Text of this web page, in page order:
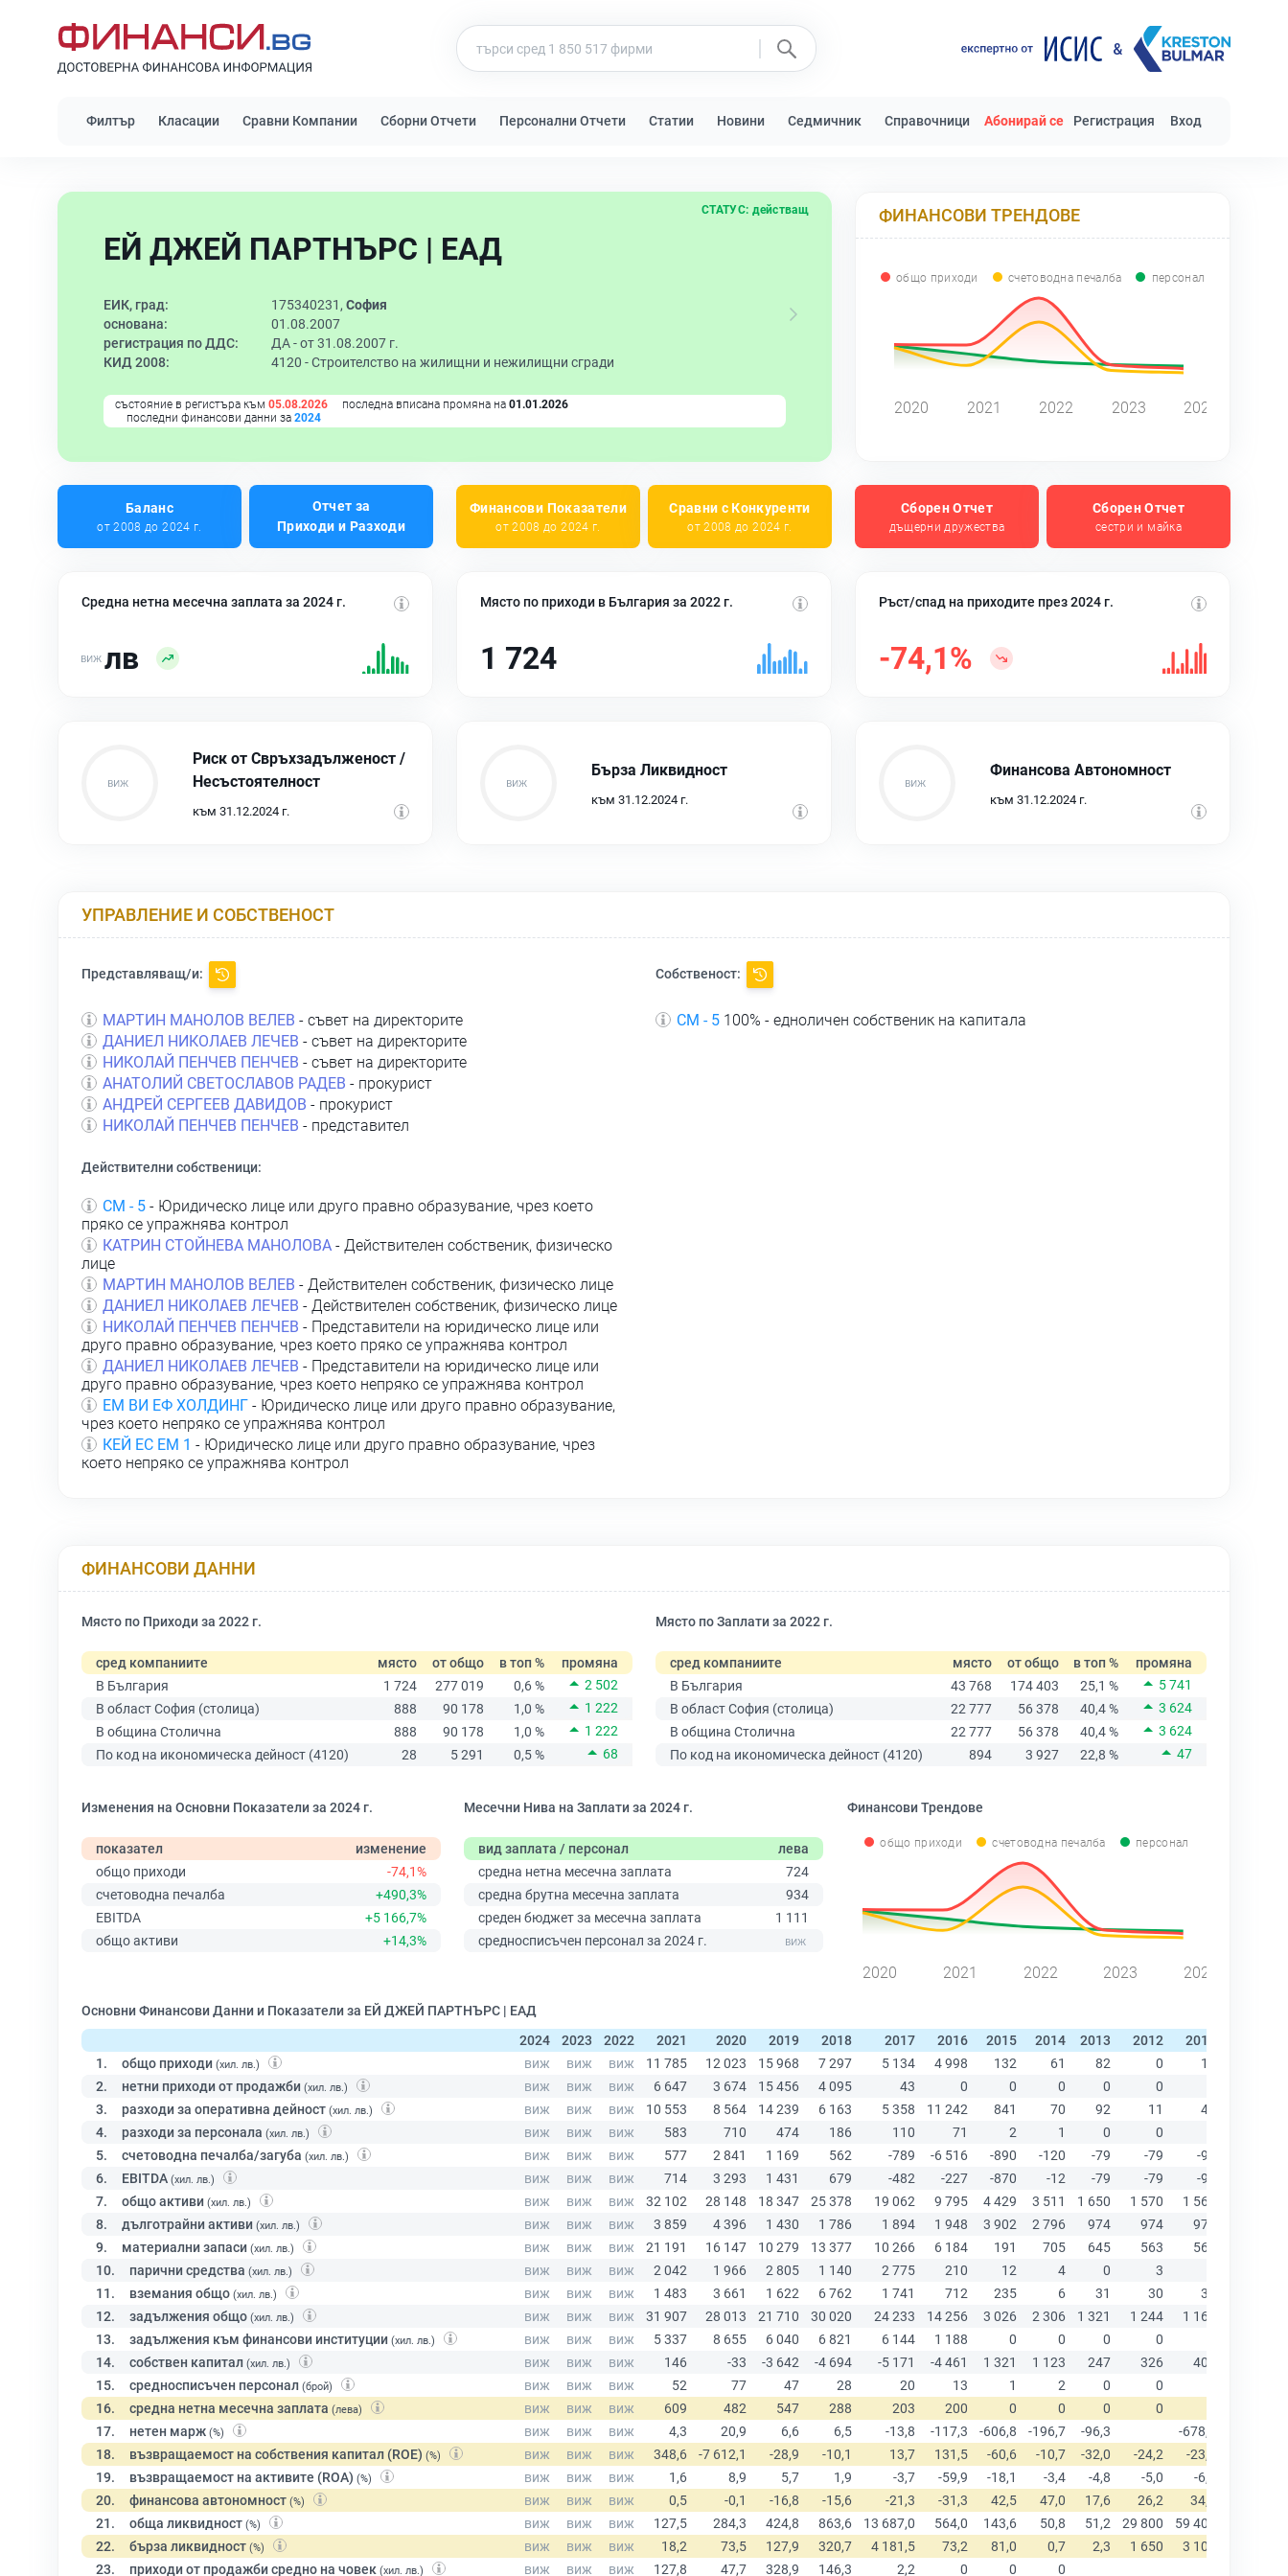
Филтър Класации Сравни Компании Сборни Отчети Персонални Отчети Статии Новини Седмичник Справочници Абонирай се Регистрация Вход
ЕЙ ДЖЕЙ ПАРТНЪРС | ЕАД
СТАТУС: действащ
ЕИК, град: 175340231, София
основана:
01.08.2007
регистрация по ДДС:
ДА - от 31.08.2007 г.
КИД 2008:
4120 -Строителство на жилищни и нежилищни сгради
състояние в регистъра към 05.08.2026 последна вписана промяна на 01.01.2026
последни финансови данни за 2024
ФИНАНСОВИ ТРЕНДОВЕ
общо приходи счетоводна печалба персонал
2020 2021 2022 2023 2024
Баланс
от 2008 до 2024 г.
Отчет за
Приходи и Разходи
Финансови Показатели
от 2008 до 2024 г.
Сравни с Конкуренти
от 2008 до 2024 г.
Сборен Отчет
дъщерни дружества
Сборен Отчет
сестри и майка
Средна нетна месечна заплата за 2024 г.
лв
Място по приходи в България за 2022 г.
1 724
Ръст/спад на приходите през 2024 г.
-74,1%
Риск от Свръхзадълженост /
Несъстоятелност
към 31.12.2024 г.
Бърза Ликвидност
към 31.12.2024 г.
Финансова Автономност
към 31.12.2024 г.
УПРАВЛЕНИЕ И СОБСТВЕНОСТ
Представляващ/и:
МАРТИН МАНОЛОВ ВЕЛЕВ - съвет на директорите
ДАНИЕЛ НИКОЛАЕВ ЛЕЧЕВ - съвет на директорите
НИКОЛАЙ ПЕНЧЕВ ПЕНЧЕВ - съвет на директорите
АНАТОЛИЙ СВЕТОСЛАВОВ РАДЕВ - прокурист
АНДРЕЙ СЕРГЕЕВ ДАВИДОВ - прокурист
НИКОЛАЙ ПЕНЧЕВ ПЕНЧЕВ - представител
Собственост:
СМ - 5 100% - едноличен собственик на капитала
Действителни собственици:
СМ - 5 - Юридическо лице или друго правно образувание, чрез което
пряко се упражнява контрол
КАТРИН СТОЙНЕВА МАНОЛОВА - Действителен собственик, физическо
лице
МАРТИН МАНОЛОВ ВЕЛЕВ - Действителен собственик, физическо лице
ДАНИЕЛ НИКОЛАЕВ ЛЕЧЕВ - Действителен собственик, физическо лице
НИКОЛАЙ ПЕНЧЕВ ПЕНЧЕВ - Представители на юридическо лице или
друго правно образувание, чрез което пряко се упражнява контрол
ДАНИЕЛ НИКОЛАЕВ ЛЕЧЕВ - Представители на юридическо лице или
друго правно образувание, чрез което непряко се упражнява контрол
ЕМ ВИ ЕФ ХОЛДИНГ - Юридическо лице или друго правно образувание,
чрез което непряко се упражнява контрол
КЕЙ ЕС ЕМ 1 - Юридическо лице или друго правно образувание, чрез
което непряко се упражнява контрол
ФИНАНСОВИ ДАННИ
Място по Приходи за 2022 г.
сред компаниите място от общо в топ %
промяна
В България
1 724 277 019 0,6 %
2 502
В област София (столица)
888 90 178 1,0 %
1 222
В община Столична
888 90 178 1,0 %
1 222
По код на икономическа дейност (4120)
28 5 291 0,5 % 68
Място по Заплати за 2022 г.
сред компаниите място от общо в топ %
промяна
В България
43 768 174 403 25,1 %
5 741
В област София (столица)
22 777 56 378 40,4 %
3 624
В община Столична
22 777 56 378 40,4 %
3 624
По код на икономическа дейност (4120)
894 3 927 22,8 % 47
Изменения на Основни Показатели за 2024 г.
показател
изменение
общо приходи
-74,1%
счетоводна печалба
+490,3%
EBITDA
+5 166,7%
общо активи
+14,3%
Месечни Нива на Заплати за 2024 г.
вид заплата / персонал
лева
средна нетна месечна заплата
724
средна брутна месечна заплата
934
среден бюджет за месечна заплата
1 111
средносписъчен персонал за 2024 г.
Финансови Трендове
общо приходи счетоводна печалба персонал
2020 2021 2022 2023 2024
Основни Финансови Данни и Показатели за ЕЙ ДЖЕЙ ПАРТНЪРС | ЕАД
2024
2023 2022 2021 2020 2019 2018 2017 2016 2015 2014 2013 2012 2011
1.
общо приходи (хил. лв.)
2. нетни приходи от продажби (хил. лв.)
3. разходи за оперативна дейност (хил. лв.)
4. разходи за персонала (хил. лв.)
5. счетоводна печалба/загуба (хил. лв.)
6. EBITDA (хил. лв.)
7. общо активи (хил. лв.)
8. дълготрайни активи (хил. лв.)
9. материални запаси (хил. лв.)
10. парични средства (хил. лв.)
11. вземания общо (хил. лв.)
12. задължения общо (хил. лв.)
13. задължения към финансови институции (хил. лв.)
14. собствен капитал (хил. лв.)
15. средносписъчен персонал (брой)
16. средна нетна месечна заплата (лева)
17. нетен марж (%)
18. възвращаемост на собствения капитал (ROE) (%)
19. възвращаемост на активите (ROA) (%)
20. финансова автономност (%)
21. обща ликвидност (%)
22. бърза ликвидност (%)
23. приходи от продажби средно на човек (хил. лв.)